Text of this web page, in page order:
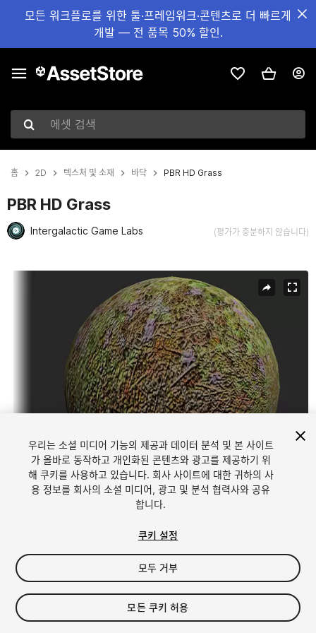
모든 워크플로를 위한 툴·프레임워크·콘텐츠로 더 빠르게
개발 — 전 품목 50% 할인.
에셋 검색
홈 2D 텍스처 및 소재 바닥 PBR HD Grass
PBR HD Grass
Intergalactic Game Labs (평가가 충분하지 않습니다)
1 18
$4.99
우리는 소셜 미디어 기능의 제공과 데이터 분석 및 본 사이트
가 올바로 동작하고 개인화된 콘텐츠와 광고를 제공하기 위
해 쿠키를 사용하고 있습니다. 회사 사이트에 대한 귀하의 사
용 정보를 회사의 소셜 미디어, 광고 및 분석 협력사와 공유
합니다.
쿠키 설정
모두 거부
모든 쿠키 허용